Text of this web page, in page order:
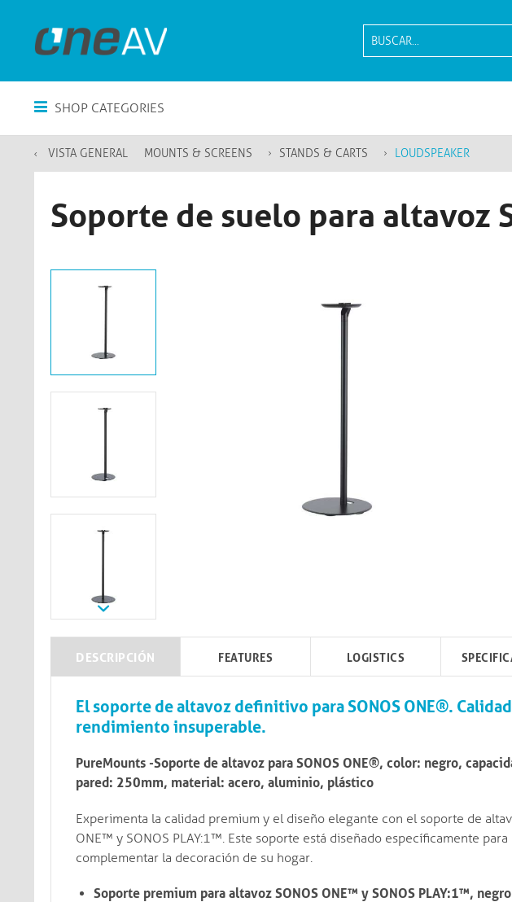
SHOP CATEGORIES
VISTA GENERAL MOUNTS & SCREENS STANDS & CARTS LOUDSPEAKER
Soporte de suelo para altavoz
DESCRIPCIÓN FEATURES LOGISTICS
El soporte de altavoz definitivo para SONOS ONE®.
rendimiento insuperable.
PureMounts -Soporte de altavoz para SONOS ONE®, color: negro,
pared: 250mm, material: acero, aluminio, plástico
Experimenta la calidad premium y el diseño elegante con el soporte de
ONE™ y SONOS PLAY:1™. Este soporte está diseñado específicamente
complementar la decoración de su hogar.
Soporte premium para altavoz SONOS ONE™ y SONOS PLAY:1™,